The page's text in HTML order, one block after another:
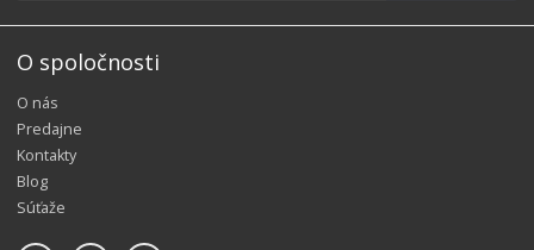
O spoločnosti
O nás
Predajne
Kontakty
Blog
Súťaže